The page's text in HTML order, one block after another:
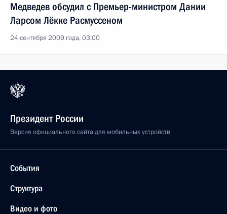
Медведев обсудил с Премьер-министром Дании
Ларсом Лёкке Расмуссеном
24 сентября 2009 года, 03:00
Президент России
Версия официального сайта для мобильных устройств
События
Структура
Видео и фото